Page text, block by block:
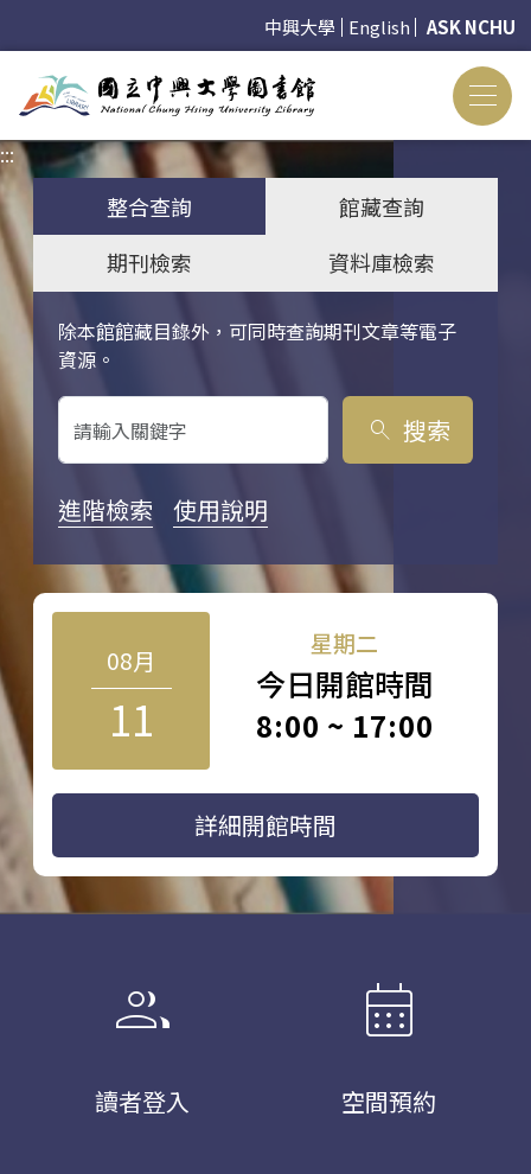
中興大學 English ASK NCHU
:::
整合查詢
館藏查詢
期刊檢索
資料庫檢索
除本館館藏目錄外，可同時查詢期刊文章等電子
資源。
關鍵字搜尋
search 搜索
進階檢索 使用說明
08月
11
星期二
今日開館時間
8:00 ~ 17:00
詳細開館時間
group
讀者登入
calendar_month
空間預約